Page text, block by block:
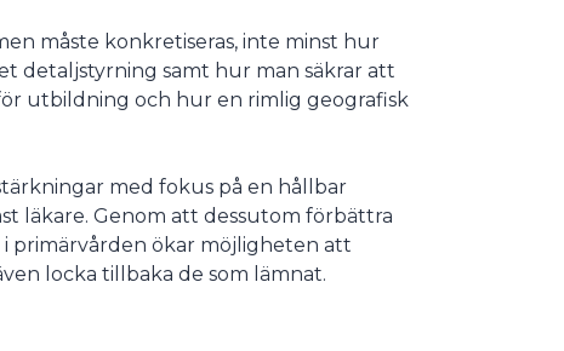
måste konkretiseras, inte minst hur
detaljstyrning samt hur man säkrar att
utbildning och hur en rimlig geografisk
med fokus på en hållbar
läkare. Genom att dessutom förbättra
primärvården ökar möjligheten att
locka tillbaka de som lämnat.